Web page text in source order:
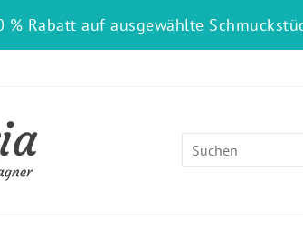
% Rabatt auf ausgewählte